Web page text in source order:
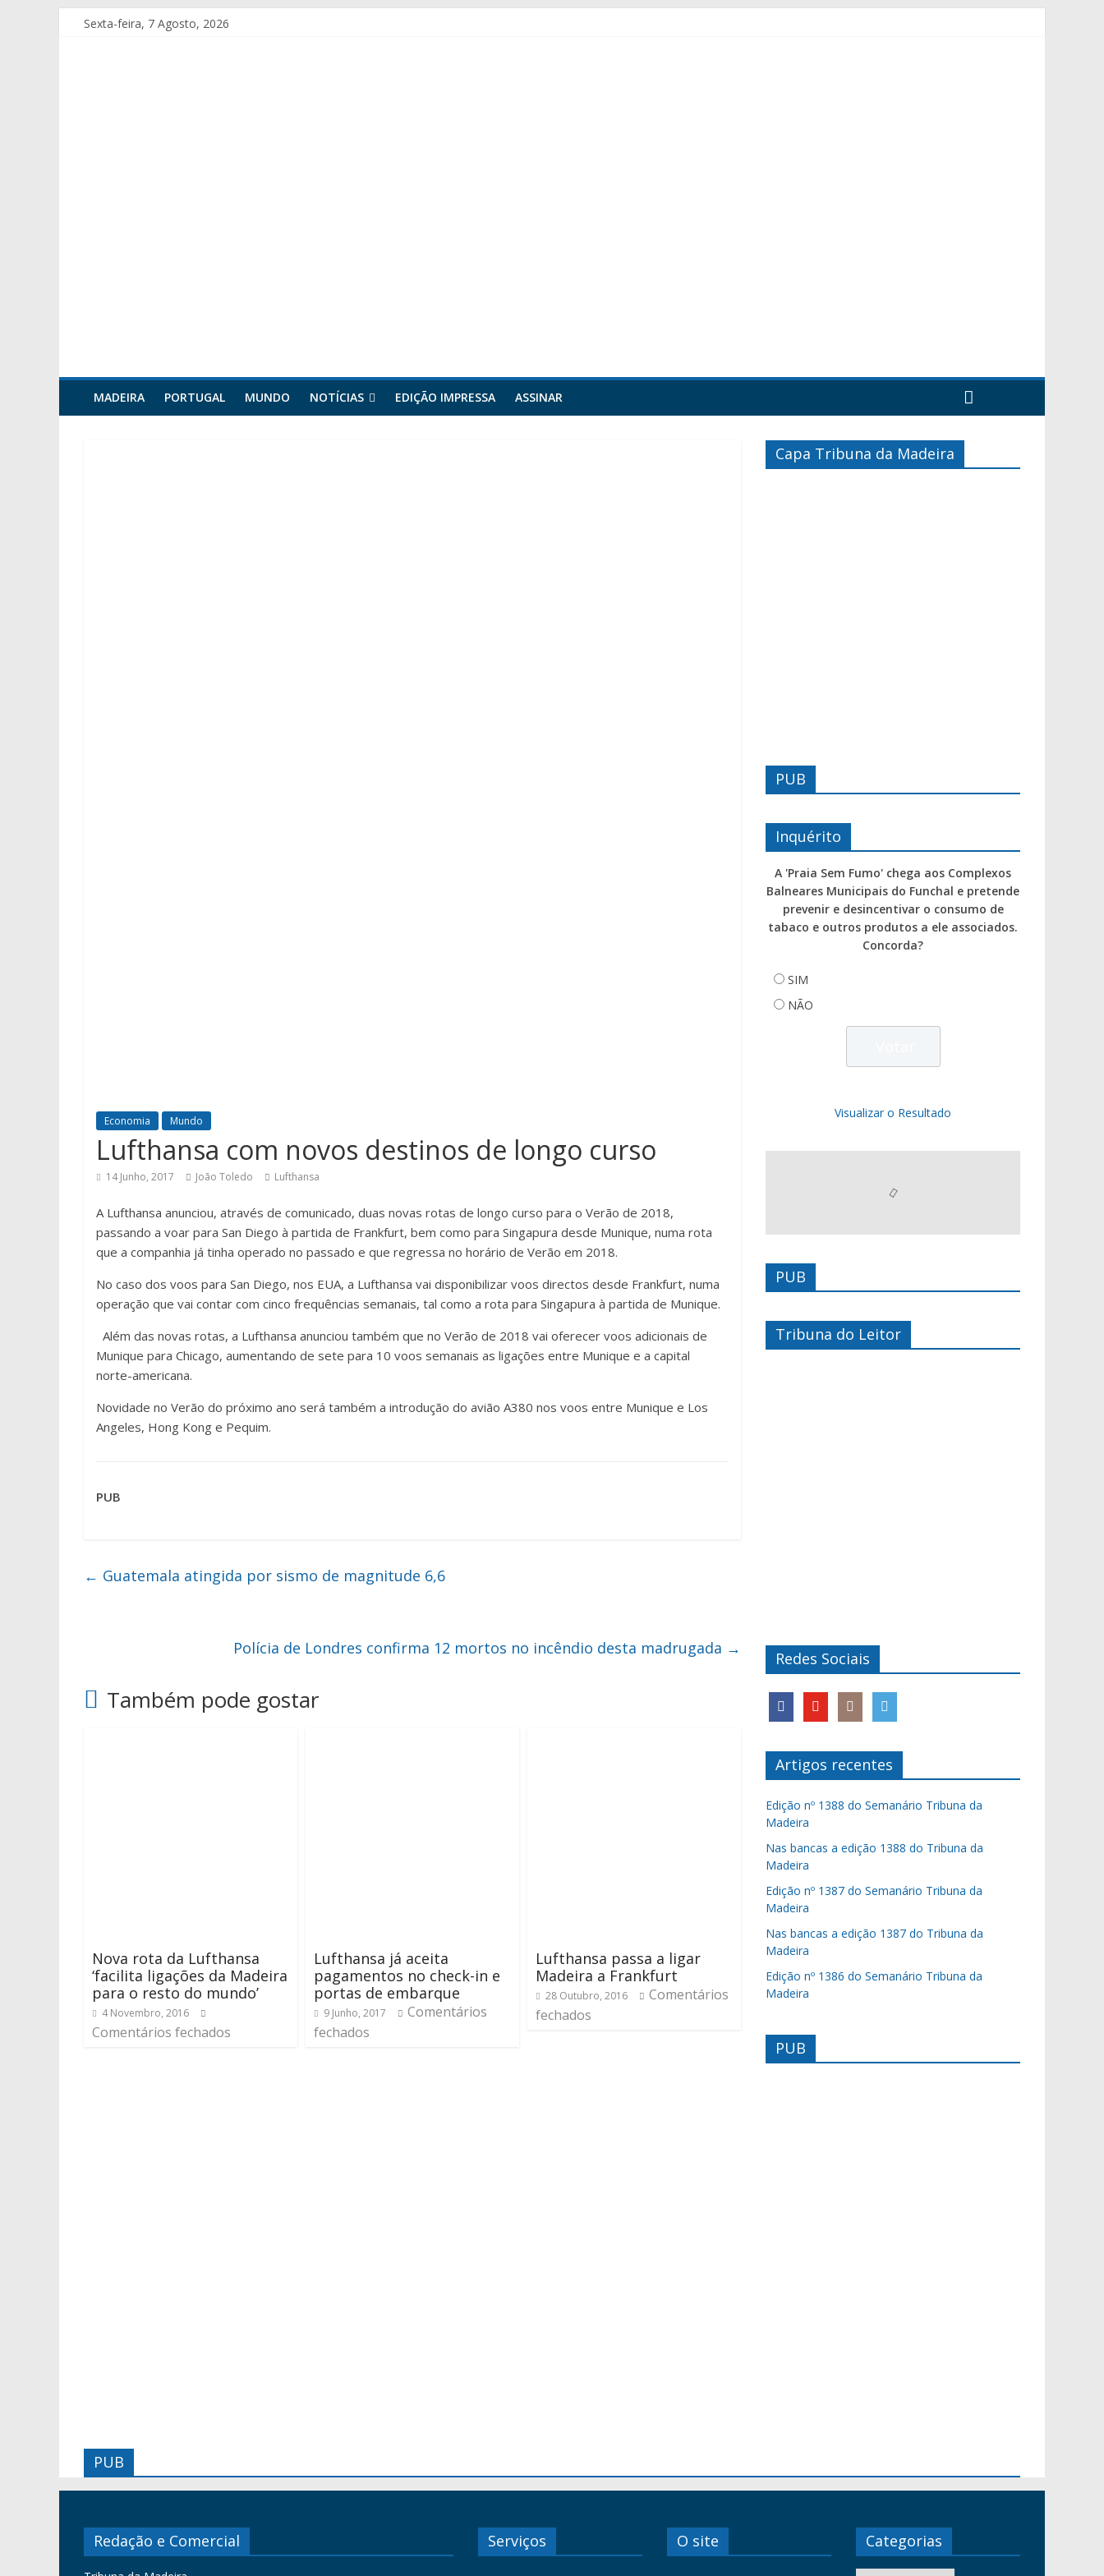
Sexta-feira, 7 Agosto, 2026
MADEIRA PORTUGAL MUNDO NOTÍCIAS EDIÇÃO IMPRESSA ASSINAR
Economia Mundo
Lufthansa com novos destinos de longo curso
14 Junho, 2017 João Toledo Lufthansa
A Lufthansa anunciou, através de comunicado, duas novas rotas de longo curso para o Verão de 2018,
passando a voar para San Diego à partida de Frankfurt, bem como para Singapura desde Munique, numa rota
que a companhia já tinha operado no passado e que regressa no horário de Verão em 2018.
No caso dos voos para San Diego, nos EUA, a Lufthansa vai disponibilizar voos directos desde Frankfurt, numa
operação que vai contar com cinco frequências semanais, tal como a rota para Singapura à partida de Munique.
Além das novas rotas, a Lufthansa anunciou também que no Verão de 2018 vai oferecer voos adicionais de
Munique para Chicago, aumentando de sete para 10 voos semanais as ligações entre Munique e a capital
norte-americana.
Novidade no Verão do próximo ano será também a introdução do avião A380 nos voos entre Munique e Los
Angeles, Hong Kong e Pequim.
PUB
← Guatemala atingida por sismo de magnitude 6,6
Polícia de Londres confirma 12 mortos no incêndio desta madrugada →
Também pode gostar
Nova rota da Lufthansa
‘facilita ligações da Madeira
para o resto do mundo’
4 Novembro, 2016
Comentários fechados
Lufthansa já aceita
pagamentos no check-in e
portas de embarque
9 Junho, 2017
Comentários
fechados
Lufthansa passa a ligar
Madeira a Frankfurt
28 Outubro, 2016
Comentários
fechados
Capa Tribuna da Madeira
PUB
Inquérito
A 'Praia Sem Fumo' chega aos Complexos
Balneares Municipais do Funchal e pretende
prevenir e desincentivar o consumo de
tabaco e outros produtos a ele associados.
Concorda?
SIM
NÃO
Visualizar o Resultado
PUB
Tribuna do Leitor
Redes Sociais
Artigos recentes
Edição nº 1388 do Semanário Tribuna da
Madeira
Nas bancas a edição 1388 do Tribuna da
Madeira
Edição nº 1387 do Semanário Tribuna da
Madeira
Nas bancas a edição 1387 do Tribuna da
Madeira
Edição nº 1386 do Semanário Tribuna da
Madeira
PUB
PUB
Redação e Comercial Serviços O site Categorias